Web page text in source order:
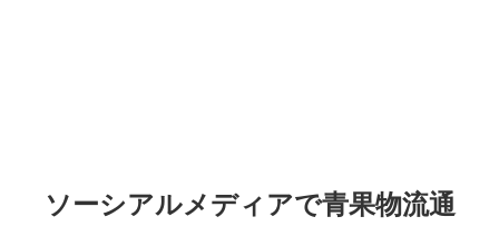
ソーシアルメディアで青果物流通